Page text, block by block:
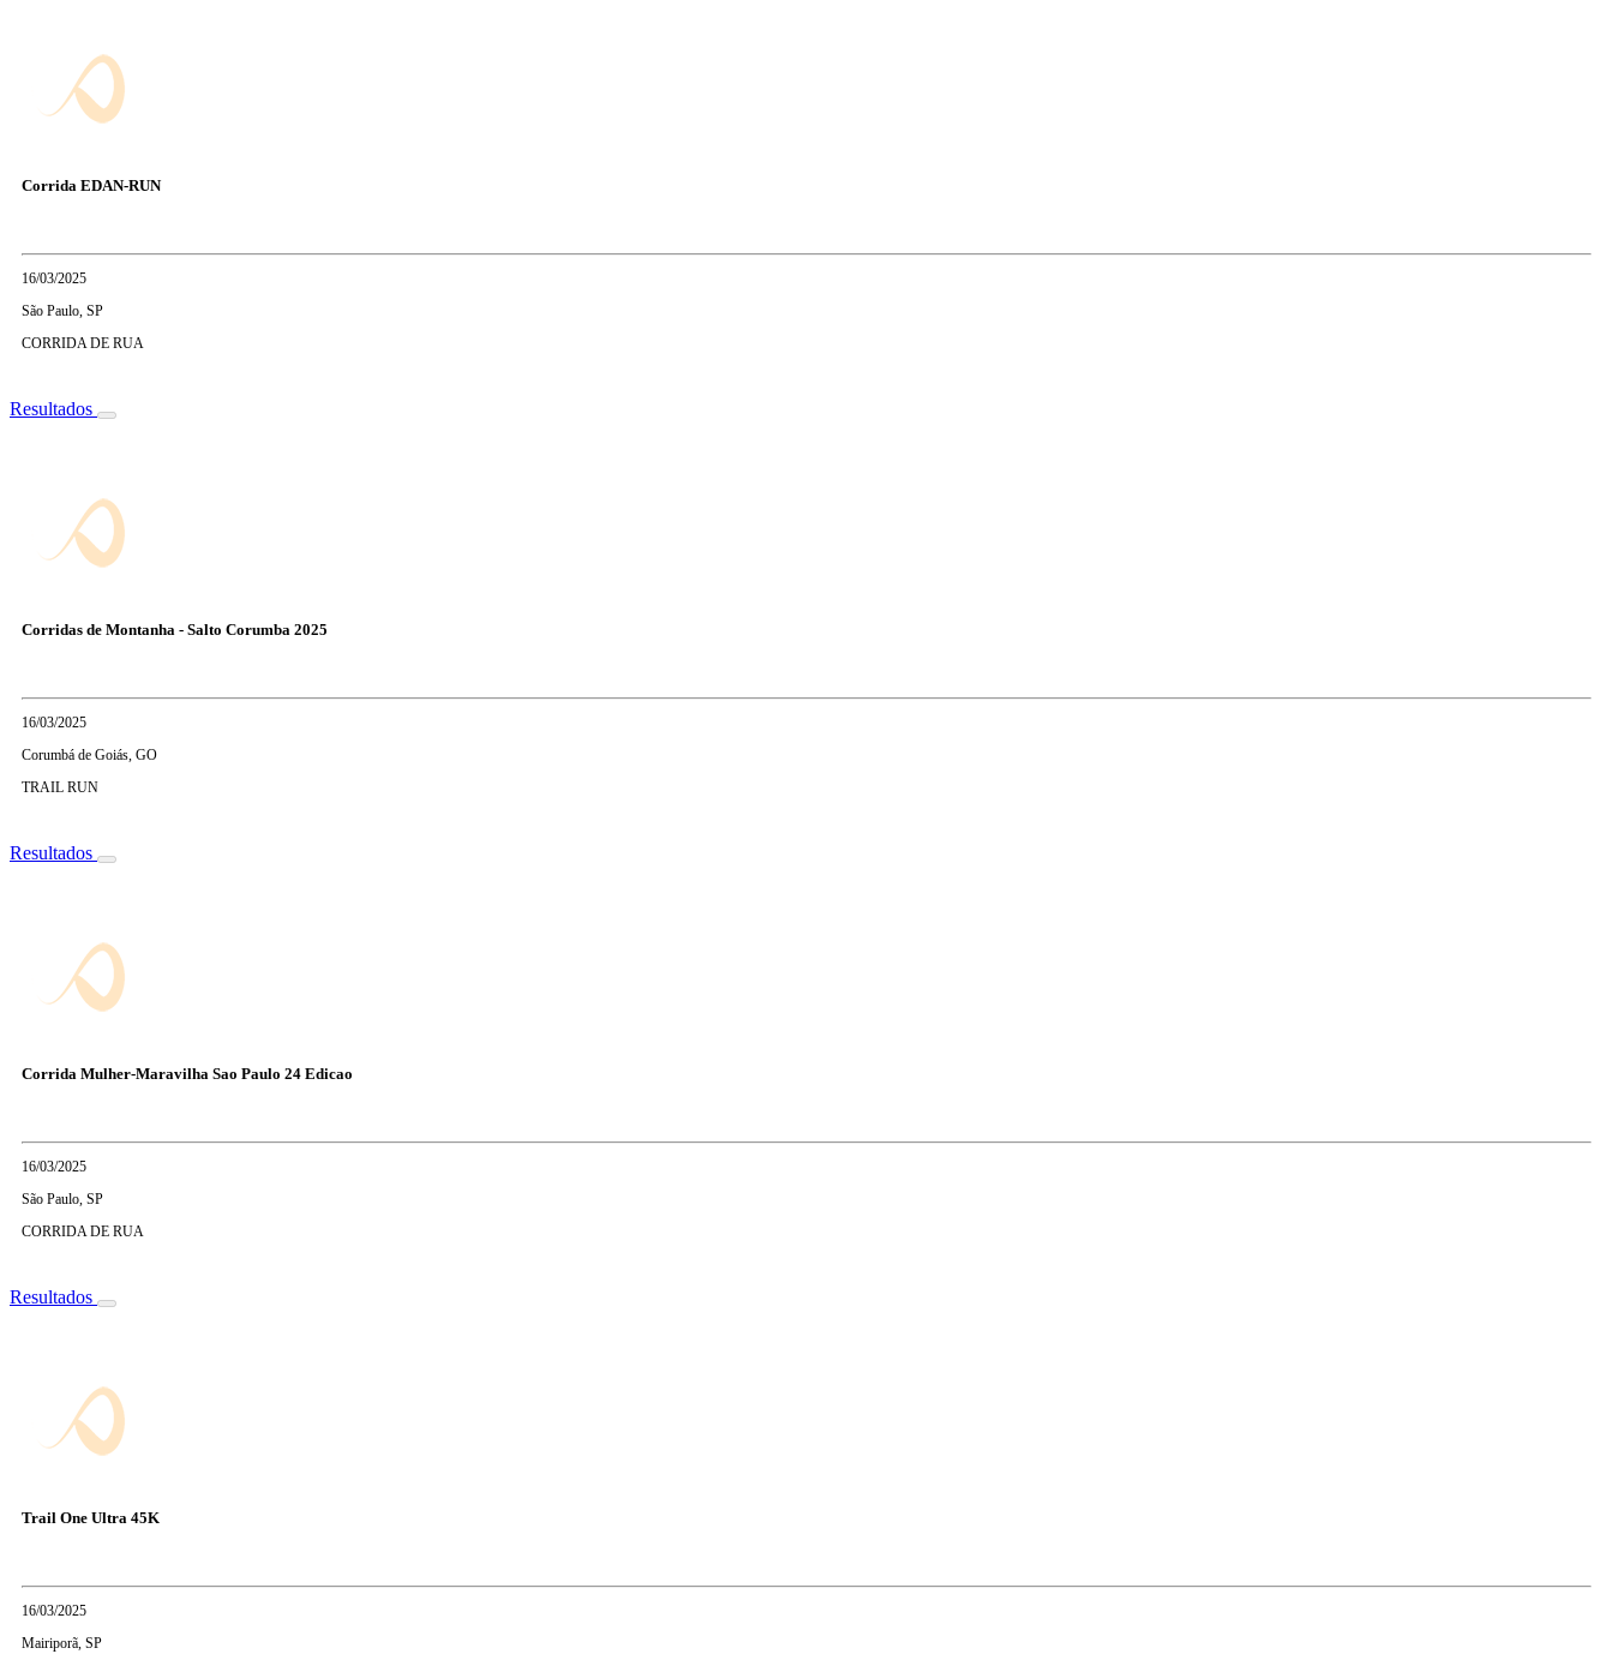
Corrida EDAN-RUN
16/03/2025
São Paulo, SP
CORRIDA DE RUA
Resultados
Corridas de Montanha - Salto Corumba 2025
16/03/2025
Corumbá de Goiás, GO
TRAIL RUN
Resultados
Corrida Mulher-Maravilha Sao Paulo 24 Edicao
16/03/2025
São Paulo, SP
CORRIDA DE RUA
Resultados
Trail One Ultra 45K
16/03/2025
Mairiporã, SP